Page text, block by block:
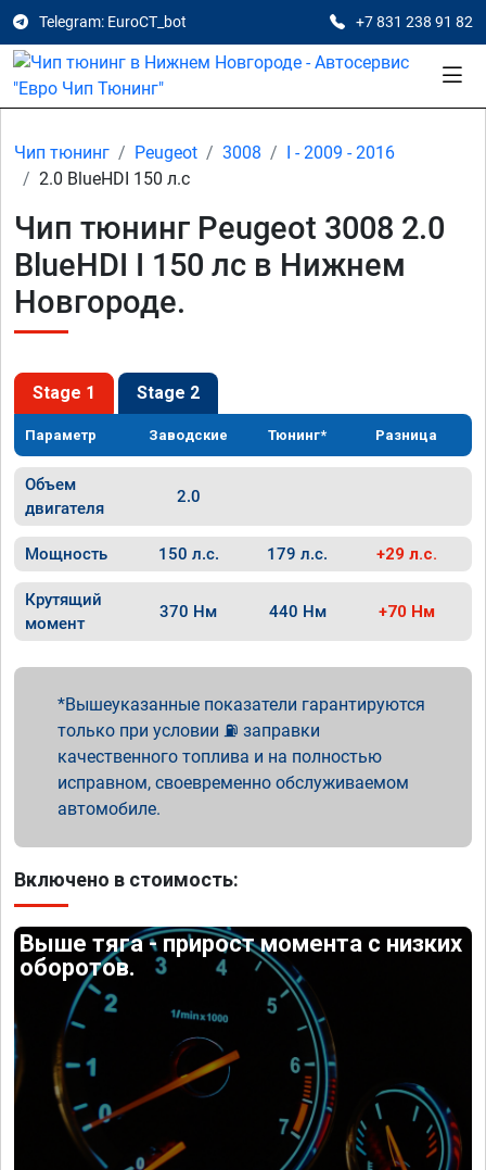
Telegram: EuroCT_bot +7 831 238 91 82
Чип тюнинг Peugeot 3008
I - 2009 - 2016
2.0 BlueHDI 150 л.с
Чип тюнинг Peugeot 3008 2.0
BlueHDI I 150 лс в Нижнем
Новгороде.
Stage 1 Stage 2
Параметр Заводские Тюнинг* Разница
Объем
двигателя
2.0
Мощность 150 л.с. 179 л.с. +29 л.с.
Крутящий
момент
370 Нм 440 Нм +70 Нм
Вышеуказанные показатели гарантируются
только при условии ⛽ заправки
качественного топлива и на полностью
исправном, своевременно обслуживаемом
автомобиле.
Включено в стоимость:
Выше тяга - прирост момента с низких
оборотов.